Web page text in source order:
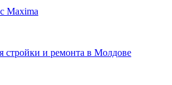
Maxima
стройки и ремонта в Молдове